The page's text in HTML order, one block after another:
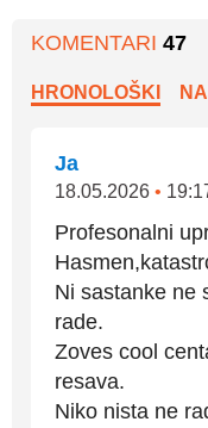
KOMENTARI 47
HRONOLOŠKI
Ja
18.05.2026 •
Profesonalni
Ni sastanke ne
rade.
Zoves cool
resava.
Niko nista ne